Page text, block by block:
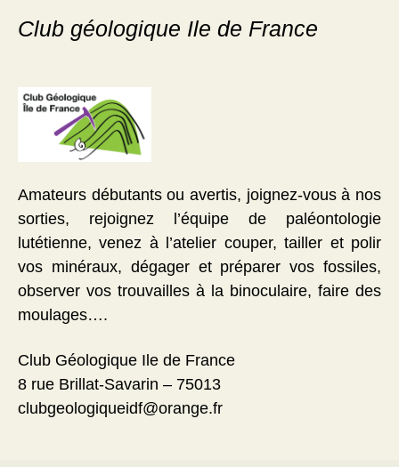
Club géologique Ile de France
Amateurs débutants ou avertis, joignez-vous à nos
sorties, rejoignez l’équipe de paléontologie
lutétienne, venez à l’atelier couper, tailler et polir
vos minéraux, dégager et préparer vos fossiles,
observer vos trouvailles à la binoculaire, faire des
moulages….
Club Géologique Ile de France
8 rue Brillat-Savarin – 75013
clubgeologiqueidf@orange.fr